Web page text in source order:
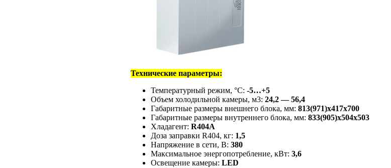
Технические параметры:
Температурный режим, °C: -5…+5
Объем холодильной камеры, м3: 24,2 — 56,4
Габаритные размеры внешнего блока, мм: 813(971)x417x700
Габаритные размеры внутреннего блока, мм: 833(905)x504x503
Хладагент: R404A
Доза заправки R404, кг: 1,5
Напряжение в сети, В: 380
Maксимальное энергопотребление, кВт: 3,6
Освещение камеры: LED